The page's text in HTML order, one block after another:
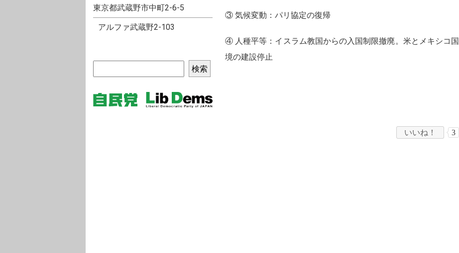
東京都武蔵野市中町2-6-5
アルファ武蔵野2-103
③ 気候変動：パリ協定の復帰
④ 人種平等：イスラム教国からの入国制限撤廃。米とメキシコ国
境の建設停止
いいね！ 3